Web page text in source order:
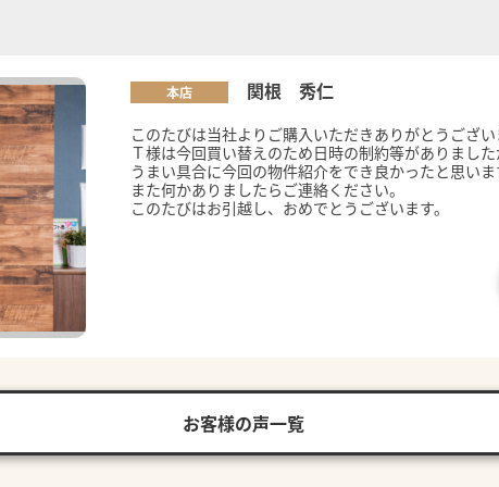
本店 関根 秀仁
このたびは当社よりご購入いただきありがとうござい
Ｔ様は今回買い替えのため日時の制約等がありまし
うまい具合に今回の物件紹介をでき良かったと思いま
また何かありましたらご連絡ください。
このたびはお引越し、おめでとうございます。
お客様の声一覧